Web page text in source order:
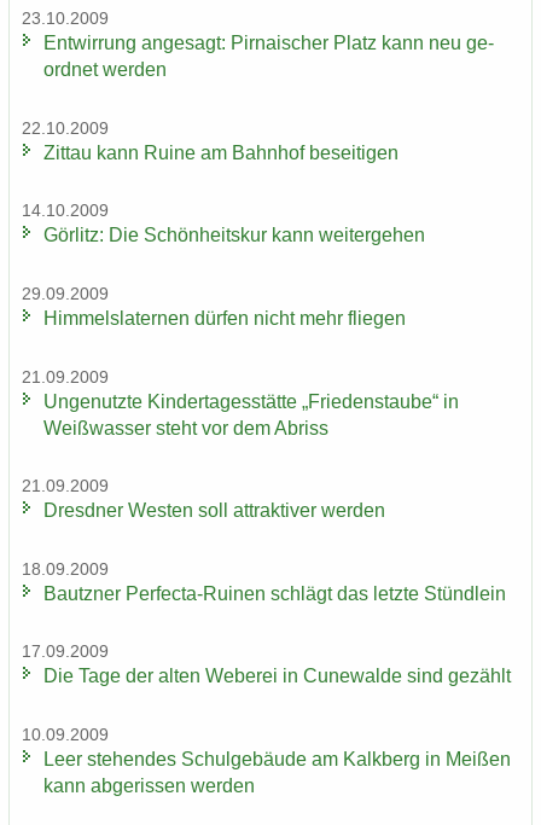
23.10.2009
Ent­wir­rung an­ge­sagt: Pir­na­i­scher Platz kann neu ge­
ord­net wer­den
22.10.2009
Zit­tau kann Ruine am Bahn­hof be­sei­ti­gen
14.10.2009
Gör­litz: Die Schön­heits­kur kann wei­ter­ge­hen
29.09.2009
Him­mels­la­ter­nen dür­fen nicht mehr flie­gen
21.09.2009
Un­ge­nutz­te Kin­der­ta­ges­stät­te „Frie­dens­tau­be“ in
Weiß­was­ser steht vor dem Ab­riss
21.09.2009
Dresd­ner Wes­ten soll at­trak­ti­ver wer­den
18.09.2009
Bautz­ner Perfecta-​Ruinen schlägt das letz­te Stünd­lein
17.09.2009
Die Tage der alten We­be­rei in Cu­n­e­wal­de sind ge­zählt
10.09.2009
Leer ste­hen­des Schul­ge­bäu­de am Kalk­berg in Mei­ßen
kann ab­ge­ris­sen wer­den